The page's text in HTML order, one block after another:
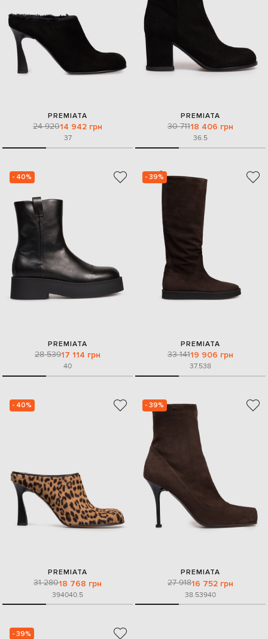
PREMIATA
24 92014 942 грн
37
PREMIATA
30 71118 406 грн
36.5
- 40%
PREMIATA
28 53917 114 грн
40
- 39%
PREMIATA
33 14119 906 грн
37.538
- 40%
PREMIATA
31 28018 768 грн
394040.5
- 39%
PREMIATA
27 91816 752 грн
38.53940
- 39%